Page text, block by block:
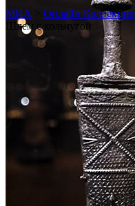
МИА Онлайн Коллекция
Шлем с кольчугой